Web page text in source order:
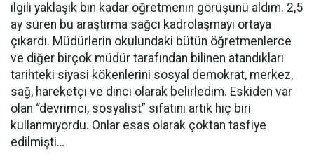
ilgili yaklaşık bin kadar öğretmenin görüşünü aldım. 2,5
ay süren bu araştırma sağcı kadrolaşmayı ortaya
çıkardı. Müdürlerin okulundaki bütün öğretmenlerce
ve diğer birçok müdür tarafından bilinen atandıkları
tarihteki siyasi kökenlerini sosyal demokrat, merkez,
sağ, hareketçi ve dinci olarak belirledim. Eskiden var
olan “devrimci, sosyalist” sıfatını artık hiç biri
kullanmıyordu. Onlar esas olarak çoktan tasfiye
edilmişti…